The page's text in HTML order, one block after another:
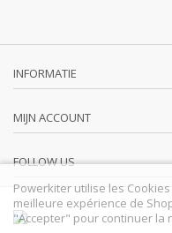
INFORMATIE
MIJN ACCOUNT
FOLLOW US
Powerkiter utilise les
meilleure expérience de
"Accepter" pour continuer la